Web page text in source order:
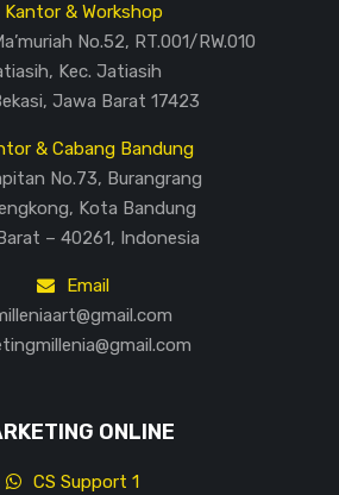
Kantor & Workshop
No.52, RT.001/RW.010
Kec. Jatiasih
Jawa Barat 17423
& Cabang Bandung
No.73, Burangrang
Kota Bandung
– 40261, Indonesia
Email
ONLINE
CS Support 1